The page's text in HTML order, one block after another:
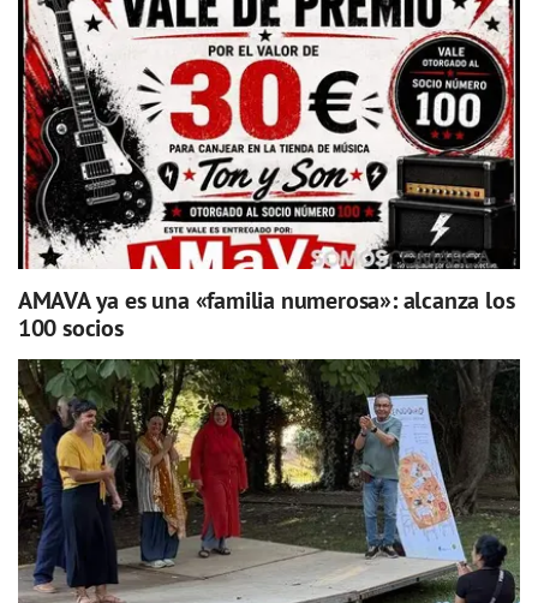
AMAVA ya es una «familia numerosa»: alcanza los
100 socios